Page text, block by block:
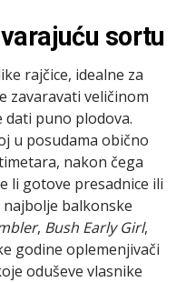
sortu
rajčice, idealne za
zavaravati veličinom
dati puno plodova.
u posudama obično
nakon čega
li gotove presadnice ili
balkonske
, Bush Early Girl,
godine oplemenjivači
oduševe vlasnike